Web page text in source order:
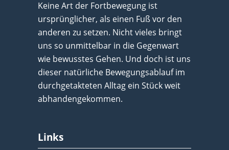
Keine Art der Fortbewegung ist
ursprünglicher, als einen Fuß vor den
anderen zu setzen. Nicht vieles bringt
uns so unmittelbar in die Gegenwart
wie bewusstes Gehen. Und doch ist uns
dieser natürliche Bewegungsablauf im
durchgetakteten Alltag ein Stück weit
abhandengekommen.
Links